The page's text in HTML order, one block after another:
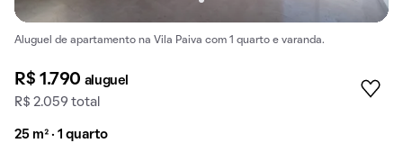
Aluguel de apartamento na Vila Paiva com 1 quarto e varanda.
R$ 1.790 aluguel
R$ 2.059 total
25 m² · 1 quarto